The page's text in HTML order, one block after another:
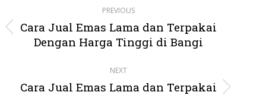
navigation
PREVIOUS
Previous
post:
Cara Jual Emas Lama dan Terpakai
Dengan Harga Tinggi di Bangi
NEXT
Cara Jual Emas Lama dan Terpakai